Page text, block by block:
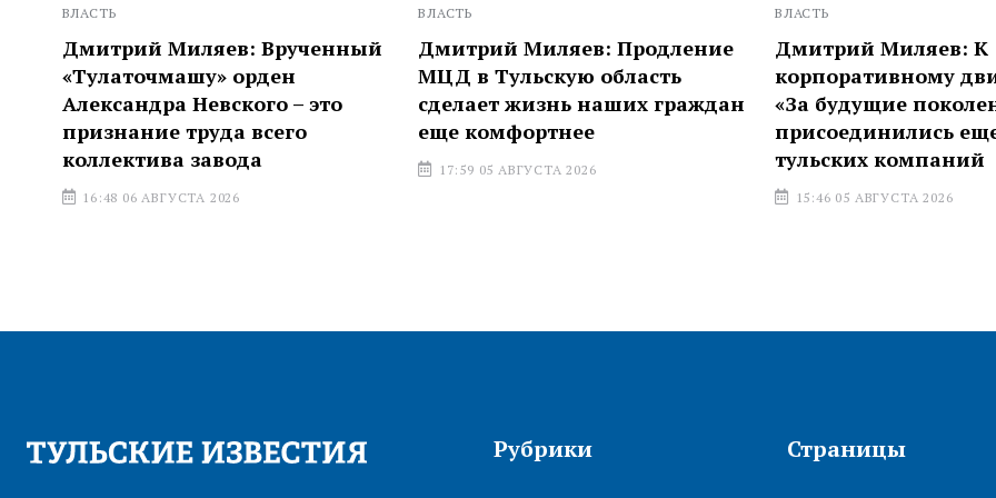
ВЛАСТЬ
Дмитрий Миляев: Врученный
«Тулаточмашу» орден
Александра Невского – это
признание труда всего
коллектива завода
16:48 06 АВГУСТА 2026
ВЛАСТЬ
Дмитрий Миляев: Продление
МЦД в Тульскую область
сделает жизнь наших граждан
еще комфортнее
17:59 05 АВГУСТА 2026
ВЛАСТЬ
Дмитрий Миляев: К
корпоративному
«За будущие
присоединились еще 6
тульских компаний
15:46 05 АВГУСТА 2026
Рубрики Страницы